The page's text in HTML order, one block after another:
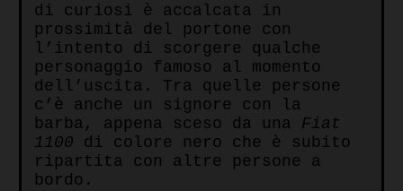
di curiosi è accalcata in
prossimità del portone con
l’intento di scorgere qualche
personaggio famoso al momento
dell’uscita. Tra quelle persone
c’è anche un signore con la
barba, appena sceso da una Fiat
1100 di colore nero che è subito
ripartita con altre persone a
bordo.